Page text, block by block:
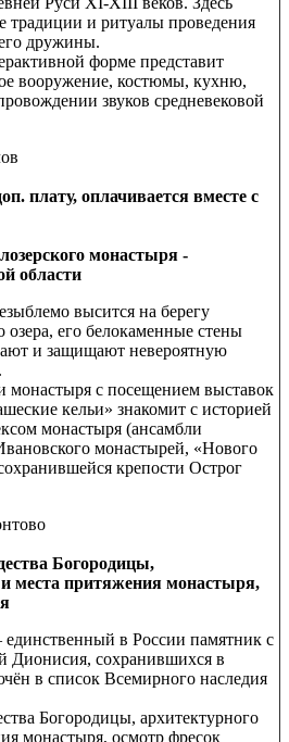
традиции и ритуалы проведения
дружины.
форме представит
вооружение, костюмы, кухню,
звуков средневековой
плату, оплачивается вместе с
монастыря -
области
высится на берегу
его белокаменные стены
и защищают невероятную
монастыря с посещением выставок
кельи» знакомит с историей
монастыря (ансамбли
монастырей, «Нового
крепости Острог
Богородицы,
и места притяжения монастыря,
в России памятник с
Дионисия, сохранившихся в
в список Всемирного наследия
Богородицы, архитектурного
монастыря, осмотр фресок